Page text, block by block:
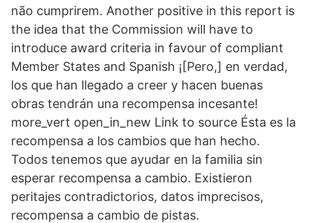
não cumprirem. Another positive in this report is
the idea that the Commission will have to
introduce award criteria in favour of compliant
Member States and Spanish ¡[Pero,] en verdad,
los que han llegado a creer y hacen buenas
obras tendrán una recompensa incesante!
more_vert open_in_new Link to source Ésta es la
recompensa a los cambios que han hecho.
Todos tenemos que ayudar en la familia sin
esperar recompensa a cambio. Existieron
peritajes contradictorios, datos imprecisos,
recompensa a cambio de pistas.